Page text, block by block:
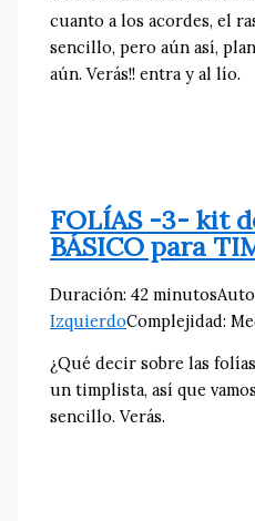
cuanto a los acordes, el
sencillo, pero aún así,
aún. Verás!! entra y al lío.
FOLÍAS -3- kit
BÁSICO para
Duración: 42 minutos
IzquierdoComplejidad:
¿Qué decir sobre las
un timplista, así que
sencillo. Verás.